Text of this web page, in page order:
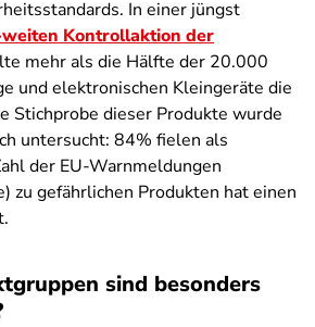
In einer jüngst
weiten Kontrollaktion der
mehr als die Hälfte der 20.000
und elektronischen Kleingeräte die
Stichprobe dieser Produkte wurde
untersucht: 84% fielen als
der EU-Warnmeldungen
zu gefährlichen Produkten hat einen
sind besonders